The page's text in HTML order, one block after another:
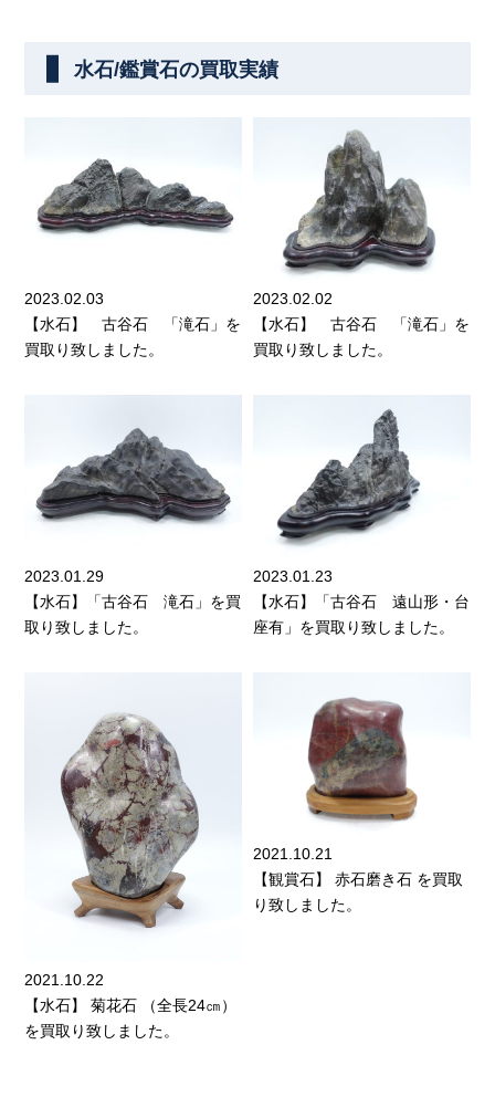
水石/鑑賞石の買取実績
2023.02.03
【水石】 古谷石 「滝石」を
買取り致しました。
2023.02.02
【水石】 古谷石 「滝石」を
買取り致しました。
2023.01.29
【水石】「古谷石 滝石」を買
取り致しました。
2023.01.23
【水石】「古谷石 遠山形・台
座有」を買取り致しました。
2021.10.22
【水石】 菊花石 （全長24㎝）
を買取り致しました。
2021.10.21
【観賞石】 赤石磨き石 を買取
り致しました。